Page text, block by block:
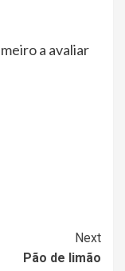
a avaliar
Next
Pão de limão